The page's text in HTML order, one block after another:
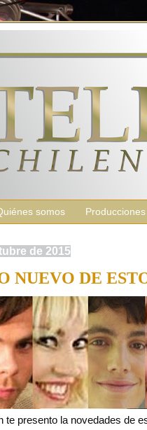
somos
de 2015
NUEVO DE
te presento la novedades de